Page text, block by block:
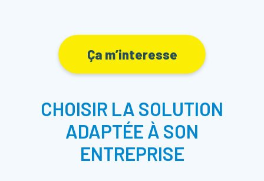
Ça m’interesse
CHOISIR LA SOLUTION
ADAPTÉE À SON
ENTREPRISE